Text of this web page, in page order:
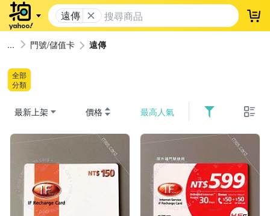
遠傳 登
門號/儲值卡 遠傳
全部
分類
最新上架 價格 最高人氣